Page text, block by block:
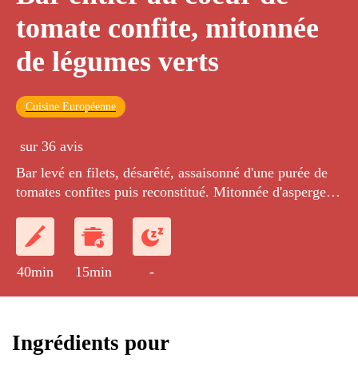
tomate confite, mitonnée
de légumes verts
Cuisine Européenne
sur 36 avis
Bar levé en filets, désarêté, assaisonné d'une purée de
tomates confites puis reconstitué. Mitonnée d'asperges,
plats.
40min 15min -
Ingrédients pour